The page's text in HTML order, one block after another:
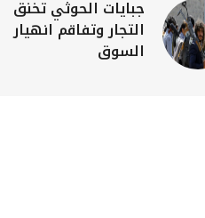
جبايات الحوثي تخنق
التجار وتفاقم انهيار
السوق